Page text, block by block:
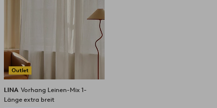
Outlet
LINA Vorhang Leinen-Mix 1-
Länge extra breit